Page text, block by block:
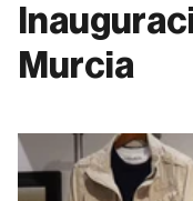
Murcia